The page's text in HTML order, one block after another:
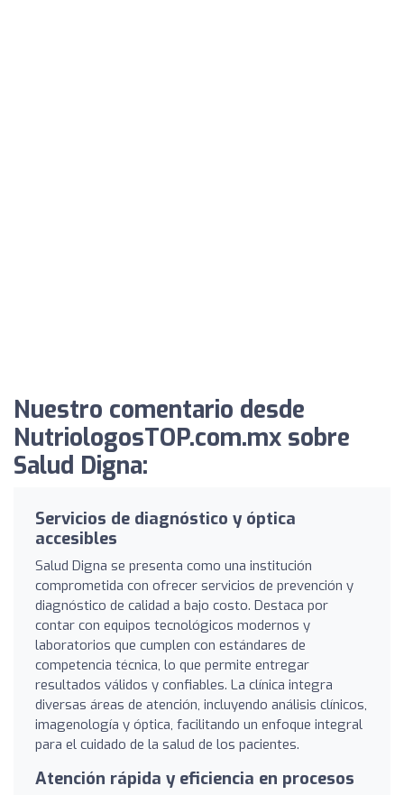
Nuestro comentario desde
NutriologosTOP.com.mx sobre
Salud Digna:
Servicios de diagnóstico y óptica
accesibles
Salud Digna se presenta como una institución
comprometida con ofrecer servicios de prevención y
diagnóstico de calidad a bajo costo. Destaca por
contar con equipos tecnológicos modernos y
laboratorios que cumplen con estándares de
competencia técnica, lo que permite entregar
resultados válidos y confiables. La clínica integra
diversas áreas de atención, incluyendo análisis clínicos,
imagenología y óptica, facilitando un enfoque integral
para el cuidado de la salud de los pacientes.
Atención rápida y eficiencia en procesos